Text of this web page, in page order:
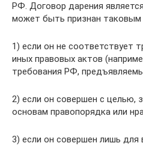
РФ. Договор дарения
может быть признан таковым
1) если он не соответствует
иных правовых актов
требования РФ,
2) если он совершен с целью,
основам правопорядка или
3) если он совершен лишь для